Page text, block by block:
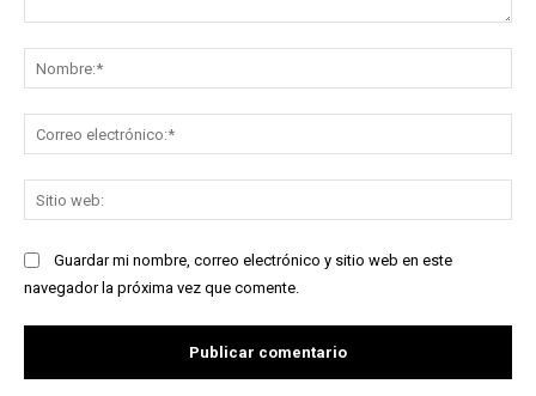
Guardar mi nombre, correo electrónico y sitio web en este
navegador la próxima vez que comente.